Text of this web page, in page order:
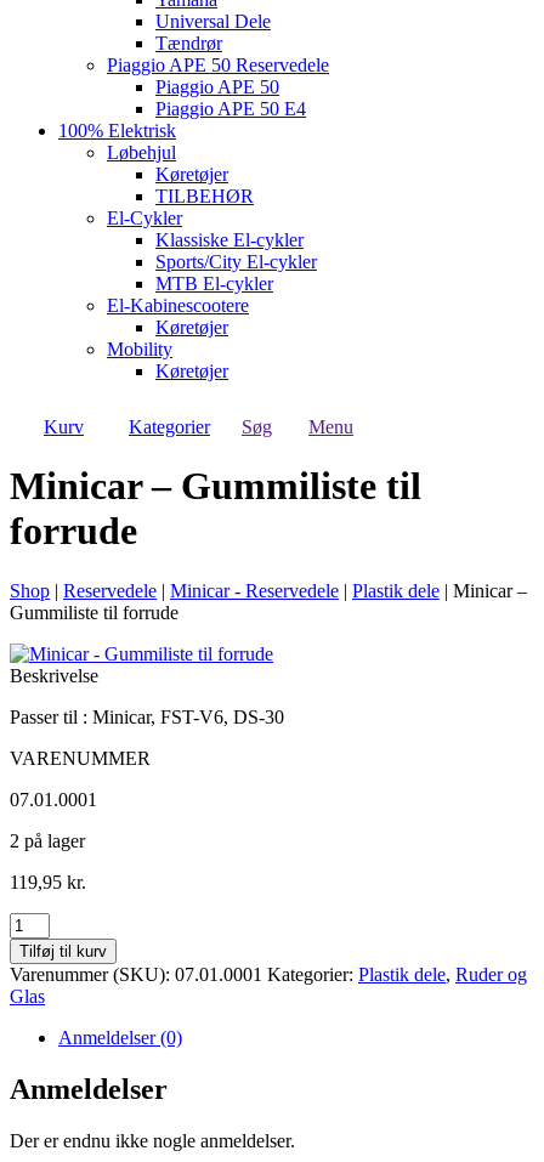
Universal Dele
Tændrør
Piaggio APE 50 Reservedele
Piaggio APE 50
Piaggio APE 50 E4
100% Elektrisk
Løbehjul
Køretøjer
TILBEHØR
El-Cykler
Klassiske El-cykler
Sports/City El-cykler
MTB El-cykler
El-Kabinescootere
Køretøjer
Mobility
Køretøjer
Kurv Kategorier Søg Menu
Minicar – Gummiliste til
forrude
Shop | Reservedele | Minicar - Reservedele | Plastik dele | Minicar –
Gummiliste til forrude
Beskrivelse
Passer til : Minicar, FST-V6, DS-30
VARENUMMER
07.01.0001
2 på lager
119,95 kr.
Minicar
-
Gummiliste
til
forrude
antal
Tilføj til kurv
Varenummer (SKU): 07.01.0001 Kategorier: Plastik dele, Ruder og
Glas
Anmeldelser (0)
Anmeldelser
Der er endnu ikke nogle anmeldelser.